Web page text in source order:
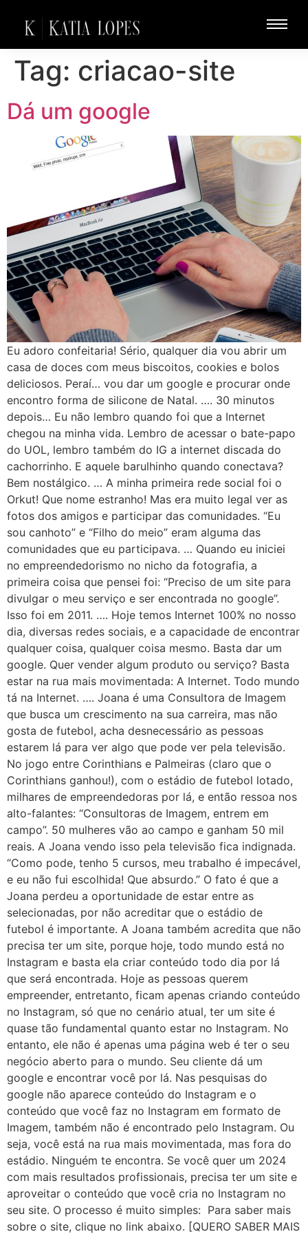
Tag: criacao-site
Dá um google
Eu adoro confeitaria! Sério, qualquer dia vou abrir um
casa de doces com meus biscoitos, cookies e bolos
deliciosos. Peraí… vou dar um google e procurar onde
encontro forma de silicone de Natal. …. 30 minutos
depois… Eu não lembro quando foi que a Internet
chegou na minha vida. Lembro de acessar o bate-papo
do UOL, lembro também do IG a internet discada do
cachorrinho. E aquele barulhinho quando conectava?
Bem nostálgico. … A minha primeira rede social foi o
Orkut! Que nome estranho! Mas era muito legal ver as
fotos dos amigos e participar das comunidades. “Eu
sou canhoto” e “Filho do meio” eram alguma das
comunidades que eu participava. … Quando eu iniciei
no empreendedorismo no nicho da fotografia, a
primeira coisa que pensei foi: “Preciso de um site para
divulgar o meu serviço e ser encontrada no google”.
Isso foi em 2011. …. Hoje temos Internet 100% no nosso
dia, diversas redes sociais, e a capacidade de encontrar
qualquer coisa, qualquer coisa mesmo. Basta dar um
google. Quer vender algum produto ou serviço? Basta
estar na rua mais movimentada: A Internet. Todo mundo
tá na Internet. …. Joana é uma Consultora de Imagem
que busca um crescimento na sua carreira, mas não
gosta de futebol, acha desnecessário as pessoas
estarem lá para ver algo que pode ver pela televisão.
No jogo entre Corinthians e Palmeiras (claro que o
Corinthians ganhou!), com o estádio de futebol lotado,
milhares de empreendedoras por lá, e então ressoa nos
alto-falantes: “Consultoras de Imagem, entrem em
campo”. 50 mulheres vão ao campo e ganham 50 mil
reais. A Joana vendo isso pela televisão fica indignada.
“Como pode, tenho 5 cursos, meu trabalho é impecável,
e eu não fui escolhida! Que absurdo.” O fato é que a
Joana perdeu a oportunidade de estar entre as
selecionadas, por não acreditar que o estádio de
futebol é importante. A Joana também acredita que não
precisa ter um site, porque hoje, todo mundo está no
Instagram e basta ela criar conteúdo todo dia por lá
que será encontrada. Hoje as pessoas querem
empreender, entretanto, ficam apenas criando conteúdo
no Instagram, só que no cenário atual, ter um site é
quase tão fundamental quanto estar no Instagram. No
entanto, ele não é apenas uma página web é ter o seu
negócio aberto para o mundo. Seu cliente dá um
google e encontrar você por lá. Nas pesquisas do
google não aparece conteúdo do Instagram e o
conteúdo que você faz no Instagram em formato de
Imagem, também não é encontrado pelo Instagram. Ou
seja, você está na rua mais movimentada, mas fora do
estádio. Ninguém te encontra. Se você quer um 2024
com mais resultados profissionais, precisa ter um site e
aproveitar o conteúdo que você cria no Instagram no
seu site. O processo é muito simples: ​ Para saber mais
sobre o site, clique no link abaixo. ​[QUERO SABER MAIS